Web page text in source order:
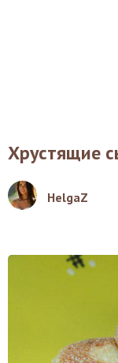
Хрустящие
HelgaZ